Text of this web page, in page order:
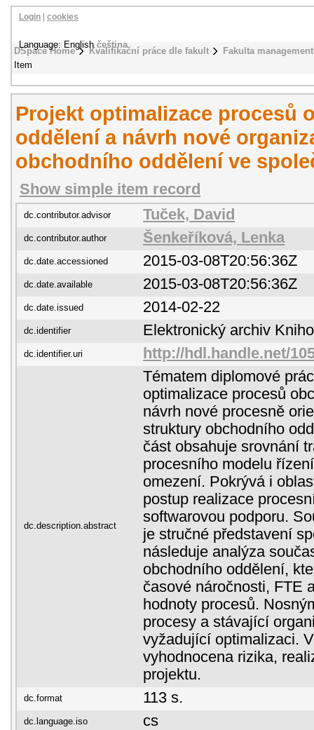
DSpace Home Kvalifikační práce dle fakult
Fakulta
Item
Login cookies
Language: Englishčeština
Projekt optimalizace procesů
oddělení a návrh nové
obchodního oddělení ve
Show simple item record
dc.contributor.advisor Tuček, David
dc.contributor.author Šenkeříková, Lenka
dc.date.accessioned 2015-03-08T20:56:36Z
dc.date.available 2015-03-08T20:56:36Z
dc.date.issued 2014-02-22
dc.identifier Elektronický archiv
dc.identifier.uri http://hdl.handle.net/
dc.description.abstract
Tématem diplomové
optimalizace procesů
návrh nové procesně
struktury obchodního
část obsahuje srovnání
procesního modelu
omezení. Pokrývá i
postup realizace
softwarovou podporu.
je stručné představení
následuje analýza
obchodního oddělení,
časové náročnosti, FTE
hodnoty procesů.
procesy a stávající
vyžadující optimalizaci.
vyhodnocena rizika,
projektu.
dc.format 113 s.
dc.language.iso cs